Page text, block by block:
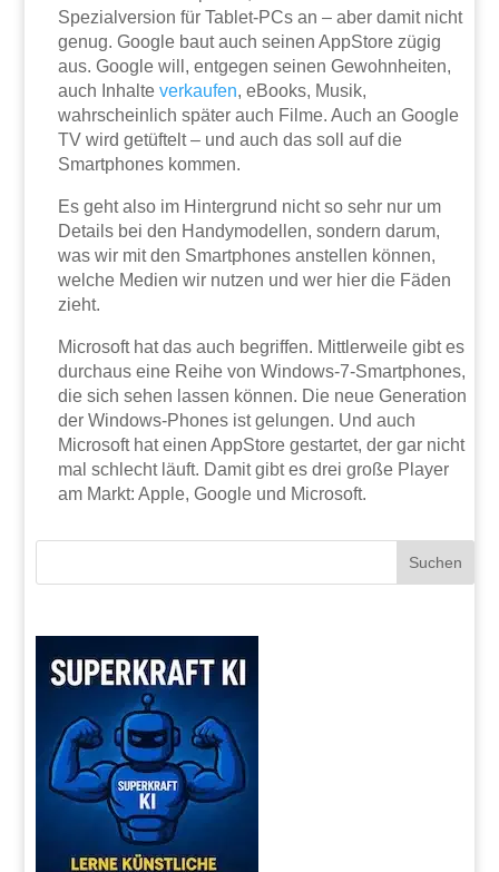
Spezialversion für Tablet-PCs an – aber damit nicht
genug. Google baut auch seinen AppStore zügig
aus. Google will, entgegen seinen Gewohnheiten,
auch Inhalteverkaufen, eBooks, Musik,
wahrscheinlich später auch Filme. Auch an Google
TV wird getüftelt – und auch das soll auf die
Smartphones kommen.
Es geht also im Hintergrund nicht so sehr nur um
Details bei den Handymodellen, sondern darum,
was wir mit den Smartphones anstellen können,
welche Medien wir nutzen und wer hier die Fäden
zieht.
Microsoft hat das auch begriffen. Mittlerweile gibt es
durchaus eine Reihe von Windows-7-Smartphones,
die sich sehen lassen können. Die neue Generation
der Windows-Phones ist gelungen. Und auch
Microsoft hat einen AppStore gestartet, der gar nicht
mal schlecht läuft. Damit gibt es drei große Player
am Markt: Apple, Google und Microsoft.